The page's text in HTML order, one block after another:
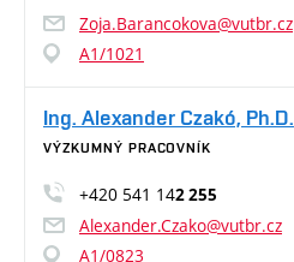
Zoja.Barancokova@vutbr.cz
A1/1021
Ing. Alexander Czakó, Ph.D.
VÝZKUMNÝ PRACOVNÍK
+420 541 142 255
Alexander.Czako@vutbr.cz
A1/0823